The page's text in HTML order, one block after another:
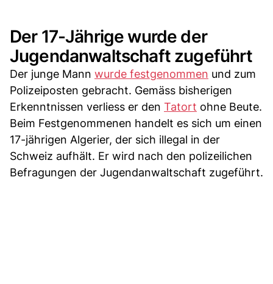
Der 17-Jährige wurde der
Jugendanwaltschaft zugeführt
Der junge Mann wurde festgenommen und zum
Polizeiposten gebracht. Gemäss bisherigen
Erkenntnissen verliess er den Tatort ohne Beute.
Beim Festgenommenen handelt es sich um einen
17-jährigen Algerier, der sich illegal in der
Schweiz aufhält. Er wird nach den polizeilichen
Befragungen der Jugendanwaltschaft zugeführt.